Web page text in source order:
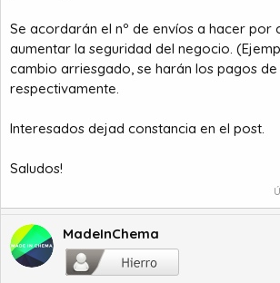
Se acordarán el nº de envíos a hacer por
aumentar la seguridad del negocio.
cambio arriesgado, se harán los pagos de
respectivamente.
Interesados dejad constancia en el post.
Saludos!
MadeInChema